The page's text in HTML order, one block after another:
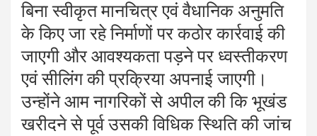
बिना स्वीकृत मानचित्र एवं वैधानिक अनुमति
के किए जा रहे निर्माणों पर कठोर कार्रवाई की
जाएगी और आवश्यकता पड़ने पर ध्वस्तीकरण
एवं सीलिंग की प्रक्रिया अपनाई जाएगी।
उन्होंने आम नागरिकों से अपील की कि भूखंड
खरीदने से पूर्व उसकी विधिक स्थिति की जांच